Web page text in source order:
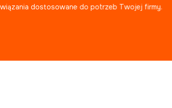
dostosowane do potrzeb Twojej firmy.